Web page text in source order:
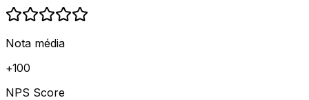
Nota média
+100
NPS Score